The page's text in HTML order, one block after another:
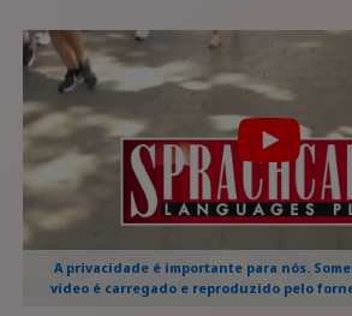
A privacidade é importante para nós.
vídeo é carregado e reproduzido pelo